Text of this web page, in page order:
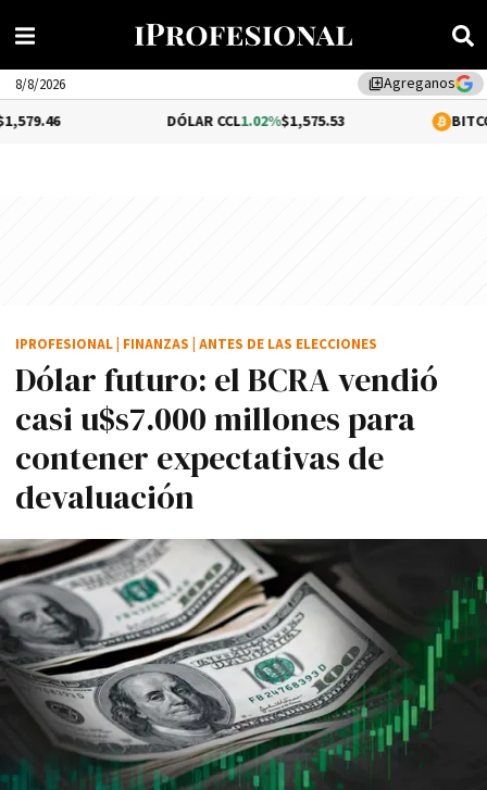
library_addAgreganos
8/8/2026
1.02%$1,575.53 -0.13%
Dólar futuro: el BCRA vendió
casi u$s7.000 millones para
contener expectativas de
devaluación
IPROFESIONAL FINANZAS ANTES DE LAS ELECCIONES